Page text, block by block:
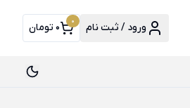
ورود / ثبت نام 0 0 تومان